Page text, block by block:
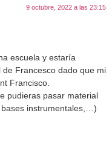
9 octubre, 2022 a las 23:15
escuela y estaría
Francesco dado que mi
Francisco.
pudieras pasar material
instrumentales,…)